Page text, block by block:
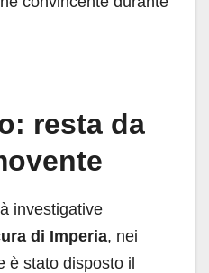
resta da
investigative
di Imperia, nei
è stato disposto il